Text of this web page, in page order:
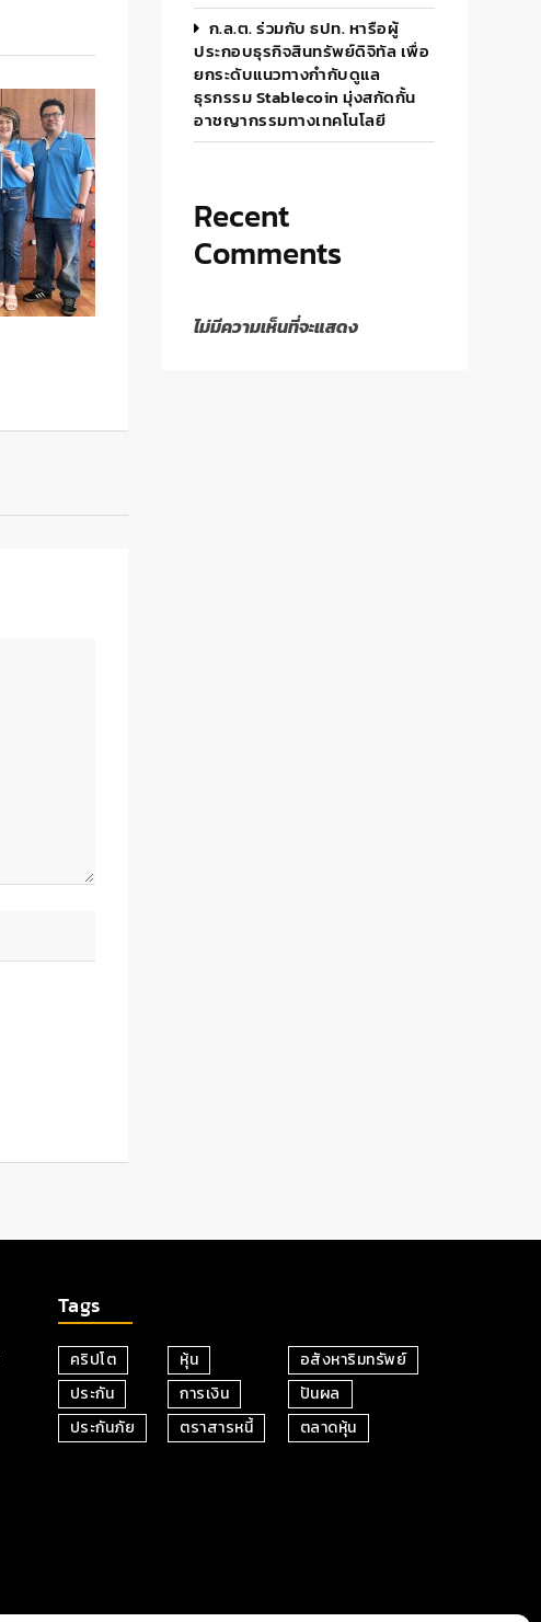
ก.ล.ต. ร่วมกับ ธปท. หารือผู้
ประกอบธุรกิจสินทรัพย์ดิจิทัล เพื่อ
ยกระดับแนวทางกำกับดูแล
ธุรกรรม Stablecoin มุ่งสกัดกั้น
อาชญากรรมทางเทคโนโลยี
Recent
Comments
ไม่มีความเห็นที่จะแสดง
Tags
คริปโต
ประกัน
ประกันภัย
หุ้น
การเงิน
ตราสารหนี้
อสังหาริมทรัพย์
ปันผล
ตลาดหุ้น